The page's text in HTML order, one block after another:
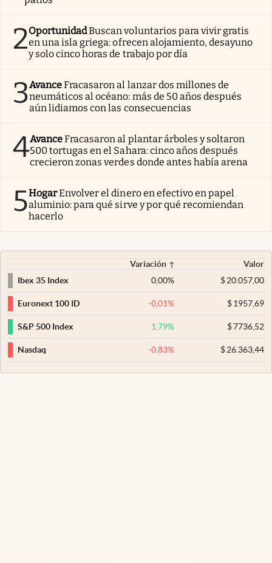
2OportunidadBuscan voluntarios para vivir gratis
en una isla griega: ofrecen alojamiento, desayuno
y solo cinco horas de trabajo por día
3AvanceFracasaron al lanzar dos millones de
neumáticos al océano: más de 50 años después
aún lidiamos con las consecuencias
4AvanceFracasaron al plantar árboles y soltaron
500 tortugas en el Sahara: cinco años después
crecieron zonas verdes donde antes había arena
5HogarEnvolver el dinero en efectivo en papel
aluminio: para qué sirve y por qué recomiendan
hacerlo
Variación
Valor
Ibex 35 Index
0,00% $20.057,00
Euronext 100 ID -0,01% $1957,69
S&P 500 Index 1,79% $7736,52
Nasdaq -0,83% $26.363,44